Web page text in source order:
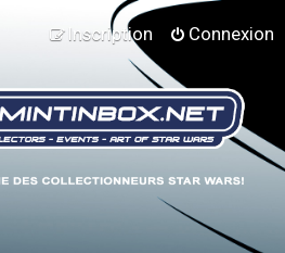
Connexion
Inscription